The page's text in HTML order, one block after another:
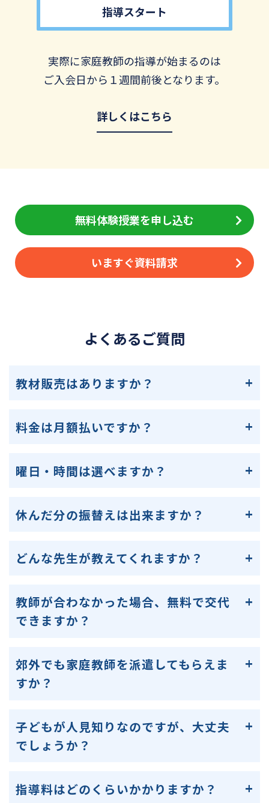
指導スタート
実際に家庭教師の指導が始まるのは
ご入会日から１週間前後となります。
詳しくはこちら
無料体験授業を申し込む
いますぐ資料請求
よくあるご質問
教材販売はありますか？
料金は月額払いですか？
曜日・時間は選べますか？
休んだ分の振替えは出来ますか？
どんな先生が教えてくれますか？
教師が合わなかった場合、無料で交代
できますか？
郊外でも家庭教師を派遣してもらえま
すか？
子どもが人見知りなのですが、大丈夫
でしょうか？
指導料はどのくらいかかりますか？